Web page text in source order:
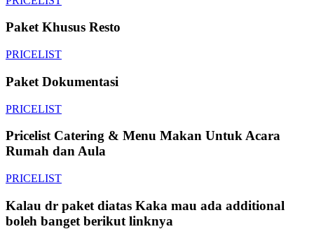
Paket Khusus Resto
PRICELIST
Paket Dokumentasi
PRICELIST
Pricelist Catering & Menu Makan Untuk Acara
Rumah dan Aula
PRICELIST
Kalau dr paket diatas Kaka mau ada additional
boleh banget berikut linknya